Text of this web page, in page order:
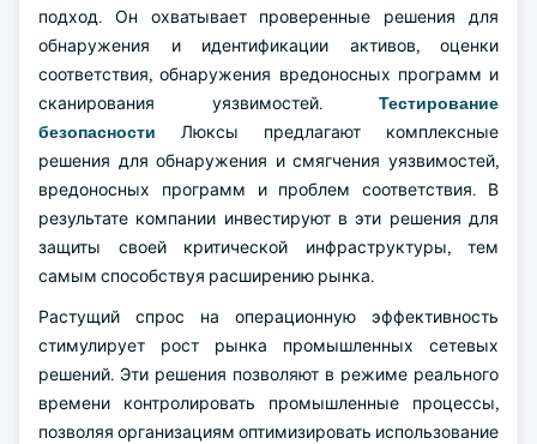
подход. Он охватывает проверенные решения для
обнаружения и идентификации активов, оценки
соответствия, обнаружения вредоносных программ и
сканирования уязвимостей. Тестирование
безопасности Люксы предлагают комплексные
решения для обнаружения и смягчения уязвимостей,
вредоносных программ и проблем соответствия. В
результате компании инвестируют в эти решения для
защиты своей критической инфраструктуры, тем
самым способствуя расширению рынка.
Растущий спрос на операционную эффективность
стимулирует рост рынка промышленных сетевых
решений. Эти решения позволяют в режиме реального
времени контролировать промышленные процессы,
позволяя организациям оптимизировать использование